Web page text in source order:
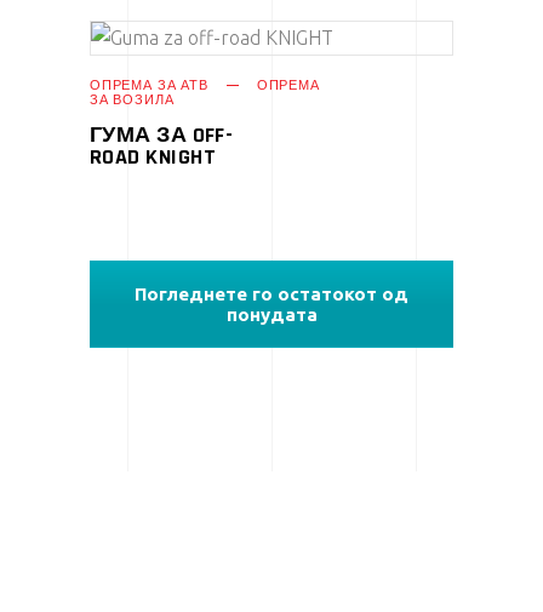
ПРОЧИТАЈ ПОВЕЌЕ
ОПРЕМА ЗА АТВ ОПРЕМА
ЗА ВОЗИЛА
ГУМА ЗА OFF-
ROAD KNIGHT
Погледнете го остатокот од
понудата